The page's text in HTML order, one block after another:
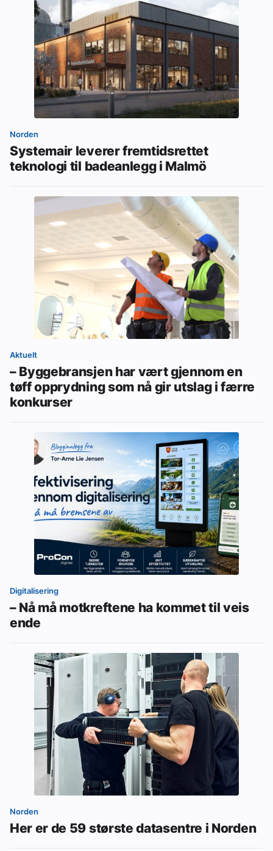
Norden
Systemair leverer fremtidsrettet
teknologi til badeanlegg i Malmö
Aktuelt
– Byggebransjen har vært gjennom en
tøff opprydning som nå gir utslag i færre
konkurser
Digitalisering
– Nå må motkreftene ha kommet til veis
ende
Norden
Her er de 59 største datasentre i Norden